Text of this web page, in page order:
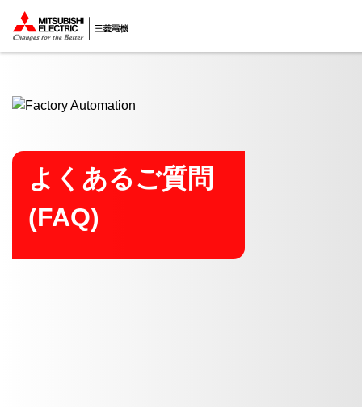
ここから本文
よくあるご質問
(FAQ)